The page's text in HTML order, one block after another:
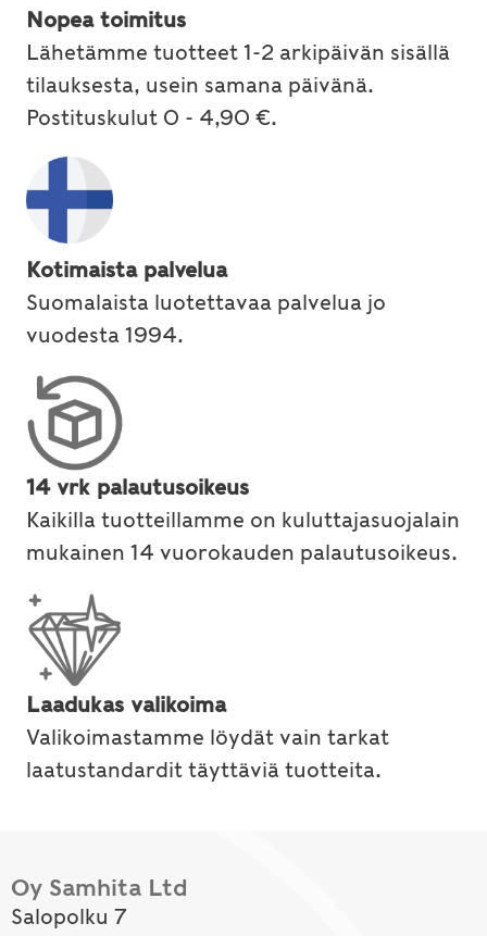
Nopea toimitus
Lähetämme tuotteet 1-2 arkipäivän sisällä
tilauksesta, usein samana päivänä.
Postituskulut 0 - 4,90 €.
Kotimaista palvelua
Suomalaista luotettavaa palvelua jo
vuodesta 1994.
14 vrk palautusoikeus
Kaikilla tuotteillamme on kuluttajasuojalain
mukainen 14 vuorokauden palautusoikeus.
Laadukas valikoima
Valikoimastamme löydät vain tarkat
laatustandardit täyttäviä tuotteita.
Oy Samhita Ltd
Salopolku 7